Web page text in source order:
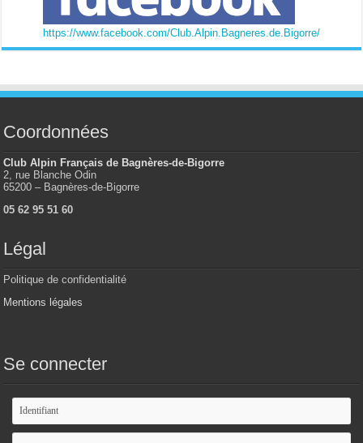
https://www.facebook.com/Club.Alpin.Bagneres.de.Bigorre/
Coordonnées
Club Alpin Français de Bagnères-de-Bigorre
2, rue Blanche Odin
65200 – Bagnères-de-Bigorre
05 62 95 51 60
Légal
Politique de confidentialité
Mentions légales
Se connecter